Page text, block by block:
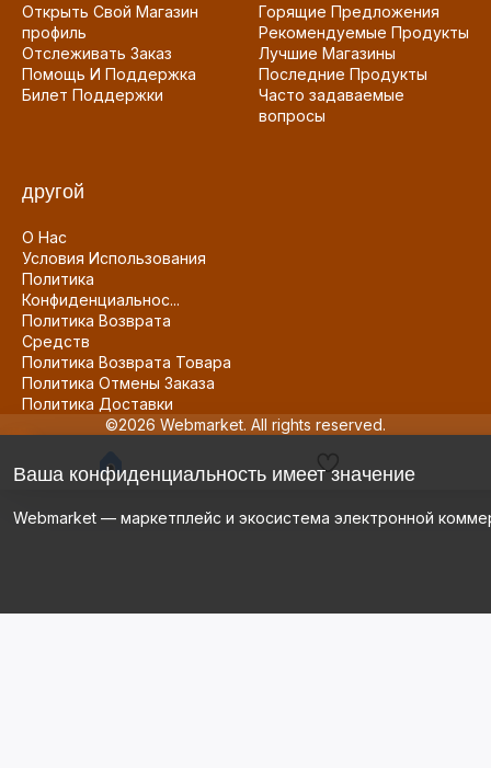
Открыть Свой Магазин
профиль
Отслеживать Заказ
Помощь И Поддержка
Билет Поддержки
Горящие Предложения
Рекомендуемые Продукты
Лучшие Магазины
Последние Продукты
Часто задаваемые
вопросы
другой
О Нас
Условия Использования
Политика
Конфиденциальнос...
Политика Возврата
Средств
Политика Возврата Товара
Политика Отмены Заказа
Политика Доставки
©2026 Webmarket. All rights reserved.
Ваша конфиденциальность имеет значение
Webmarket — маркетплейс и экосистема электронной